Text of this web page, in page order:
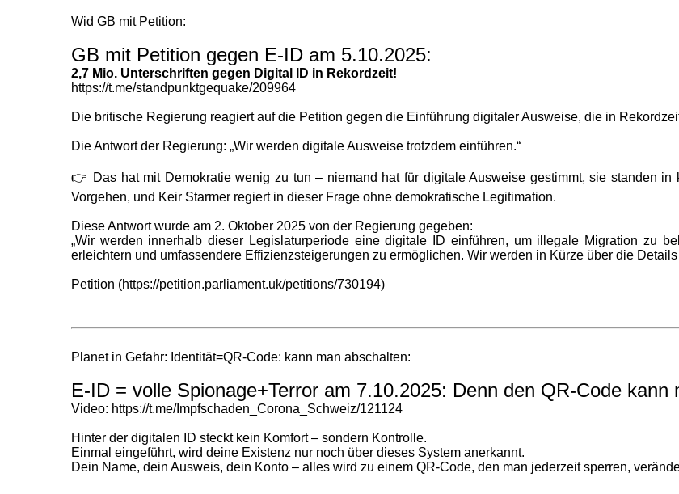
Wid GB mit Petition:
GB mit Petition gegen E-ID am 5.10.2025:
2,7 Mio. Unterschriften gegen Digital ID in Rekordzeit!
https://t.me/standpunktgequake/209964
Die britische Regierung reagiert auf die Petition gegen die Einführung digitaler Ausweise, die in
Die Antwort der Regierung: „Wir werden digitale Ausweise trotzdem einführen.“
👉 Das hat mit Demokratie wenig zu tun – niemand hat für digitale Ausweise gestimmt, sie standen
Vorgehen, und Keir Starmer regiert in dieser Frage ohne demokratische Legitimation.
Diese Antwort wurde am 2. Oktober 2025 von der Regierung gegeben:
„Wir werden innerhalb dieser Legislaturperiode eine digitale ID einführen, um illegale Migration zu
erleichtern und umfassendere Effizienzsteigerungen zu ermöglichen. Wir werden in Kürze über die
Petition (https://petition.parliament.uk/petitions/730194)
Planet in Gefahr: Identität=QR-Code: kann man abschalten:
E-ID = volle Spionage+Terror am 7.10.2025: Denn den QR-Code kann
Video: https://t.me/Impfschaden_Corona_Schweiz/121124
Hinter der digitalen ID steckt kein Komfort – sondern Kontrolle.
Einmal eingeführt, wird deine Existenz nur noch über dieses System anerkannt.
Dein Name, dein Ausweis, dein Konto – alles wird zu einem QR-Code, den man jederzeit sperren,